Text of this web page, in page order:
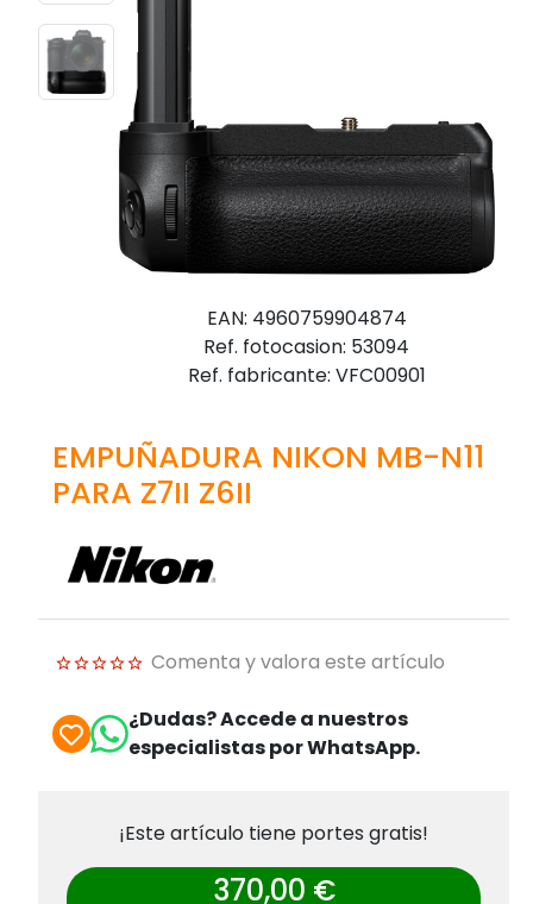
EAN: 4960759904874
Ref. fotocasion: 53094
Ref. fabricante: VFC00901
EMPUÑADURA NIKON MB-N11
PARA Z7II Z6II
Comenta y valora este artículo
¿Dudas? Accede a nuestros
especialistas por WhatsApp.
¡Este artículo tiene portes gratis!
370,00 €